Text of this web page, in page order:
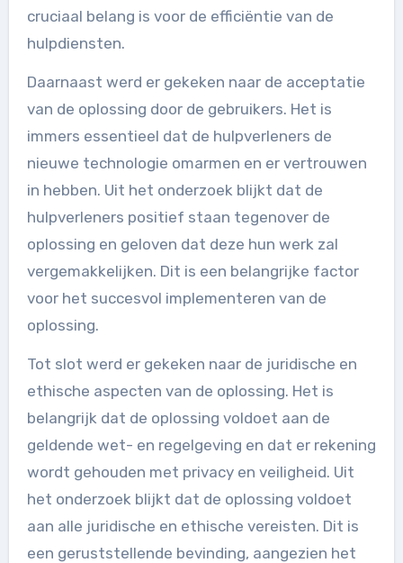
cruciaal belang is voor de efficiëntie van de
hulpdiensten.
Daarnaast werd er gekeken naar de acceptatie
van de oplossing door de gebruikers. Het is
immers essentieel dat de hulpverleners de
nieuwe technologie omarmen en er vertrouwen
in hebben. Uit het onderzoek blijkt dat de
hulpverleners positief staan tegenover de
oplossing en geloven dat deze hun werk zal
vergemakkelijken. Dit is een belangrijke factor
voor het succesvol implementeren van de
oplossing.
Tot slot werd er gekeken naar de juridische en
ethische aspecten van de oplossing. Het is
belangrijk dat de oplossing voldoet aan de
geldende wet- en regelgeving en dat er rekening
wordt gehouden met privacy en veiligheid. Uit
het onderzoek blijkt dat de oplossing voldoet
aan alle juridische en ethische vereisten. Dit is
een geruststellende bevinding, aangezien het